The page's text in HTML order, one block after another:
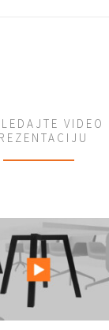
VIDEO